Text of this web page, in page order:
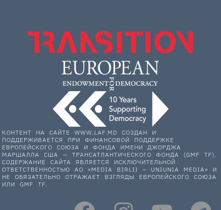
КОНТЕНТ НА САЙТЕ WWW.LAF.MD СОЗДАН И
ПОДДЕРЖИВАЕТСЯ ПРИ ФИНАНСОВОЙ ПОДДЕРЖКЕ
ЕВРОПЕЙСКОГО СОЮЗА И ФОНДА ИМЕНИ ДЖОРДЖА
МАРШАЛЛА США — ТРАНСАТЛАНТИЧЕСКОГО ФОНДА (GMF TF).
СОДЕРЖАНИЕ САЙТА ЯВЛЯЕТСЯ ИСКЛЮЧИТЕЛЬНОЙ
ОТВЕТСТВЕННОСТЬЮ АО «MEDIA BIRLII – UNIUNIA MEDIA» И
НЕ ОБЯЗАТЕЛЬНО ОТРАЖАЕТ ВЗГЛЯДЫ ЕВРОПЕЙСКОГО СОЮЗА
ИЛИ GMF TF.